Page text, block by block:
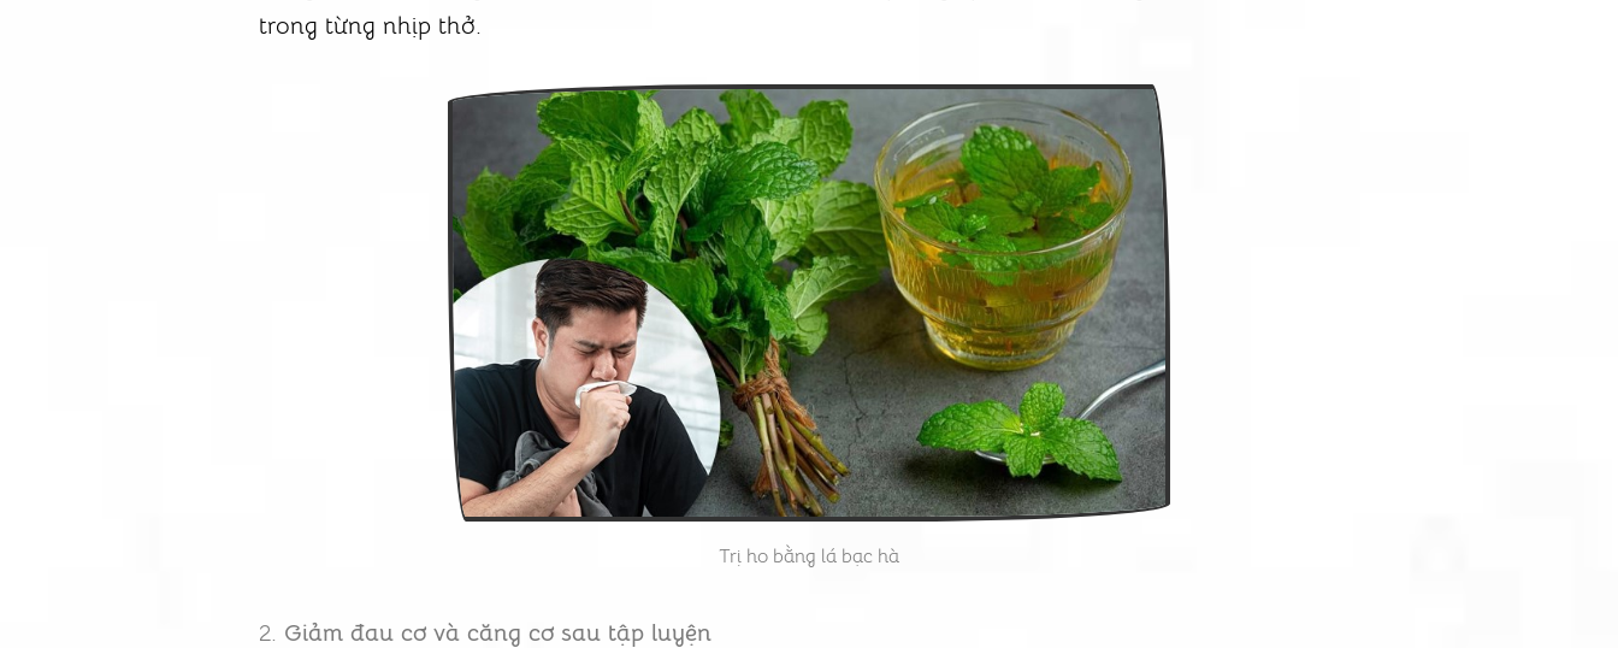
trong từng nhịp thở.
Trị ho bằng lá bạc hà
2. Giảm đau cơ và căng cơ sau tập luyện